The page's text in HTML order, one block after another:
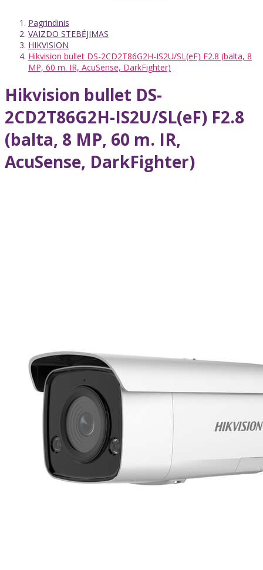
Pagrindinis
VAIZDO STEBĖJIMAS
HIKVISION
Hikvision bullet DS-2CD2T86G2H-IS2U/SL(eF) F2.8 (balta, 8
MP, 60 m. IR, AcuSense, DarkFighter)
Hikvision bullet DS-
2CD2T86G2H-IS2U/SL(eF) F2.8
(balta, 8 MP, 60 m. IR,
AcuSense, DarkFighter)